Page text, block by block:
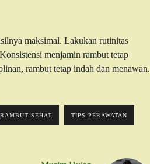
maksimal. Lakukan rutinitas
menjamin rambut tetap
rambut tetap indah dan menawan.
RAMBUT SEHAT TIPS PERAWATAN